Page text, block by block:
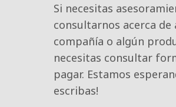
Si necesitas
consultarnos acerca de
compañía o algún
necesitas consultar
pagar. Estamos
escribas!